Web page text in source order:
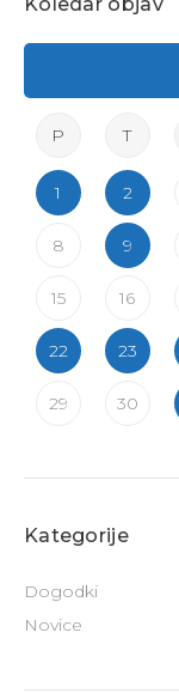
P T
1 2
8 9
15 16
22 23
29 30
Kategorije
Dogodki
Novice